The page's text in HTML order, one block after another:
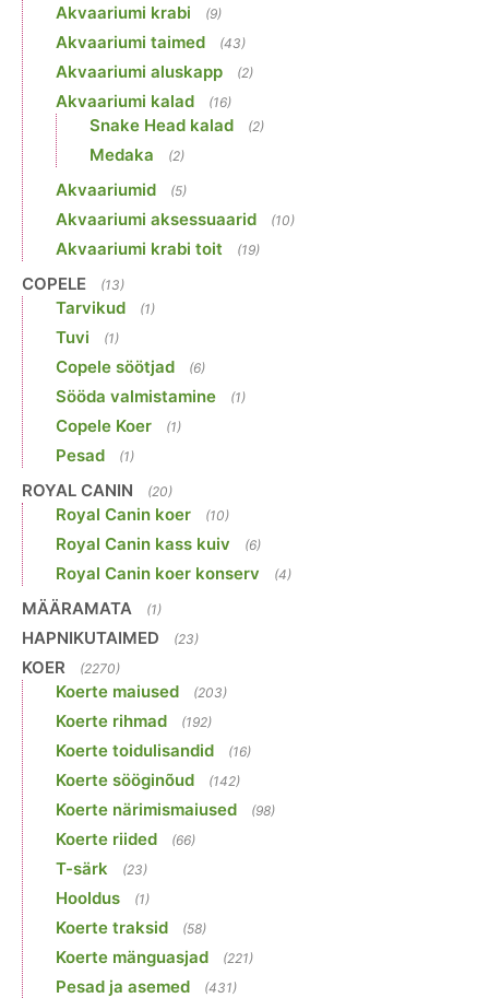
Akvaariumi krabi (9)
Akvaariumi taimed (43)
Akvaariumi aluskapp (2)
Akvaariumi kalad (16)
Snake Head kalad (2)
Medaka (2)
Akvaariumid (5)
Akvaariumi aksessuaarid (10)
Akvaariumi krabi toit (19)
COPELE (13)
Tarvikud (1)
Tuvi (1)
Copele söötjad (6)
Sööda valmistamine (1)
Copele Koer (1)
Pesad (1)
ROYAL CANIN (20)
Royal Canin koer (10)
Royal Canin kass kuiv (6)
Royal Canin koer konserv (4)
MÄÄRAMATA (1)
HAPNIKUTAIMED (23)
KOER (2270)
Koerte maiused (203)
Koerte rihmad (192)
Koerte toidulisandid (16)
Koerte sööginõud (142)
Koerte närimismaiused (98)
Koerte riided (66)
T-särk (23)
Hooldus (1)
Koerte traksid (58)
Koerte mänguasjad (221)
Pesad ja asemed (431)